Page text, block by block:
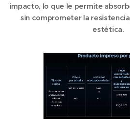
impacto, lo que le permite
sin comprometer la
estética.